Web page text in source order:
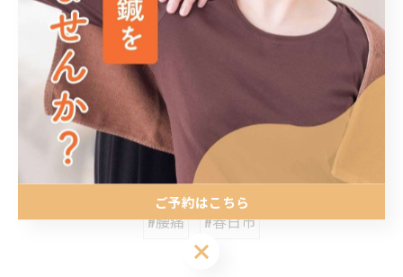
< 前のページ 次のページ >
関連タグ
#腰痛 #春日市
ご予約はこちら
ご予約はこちら